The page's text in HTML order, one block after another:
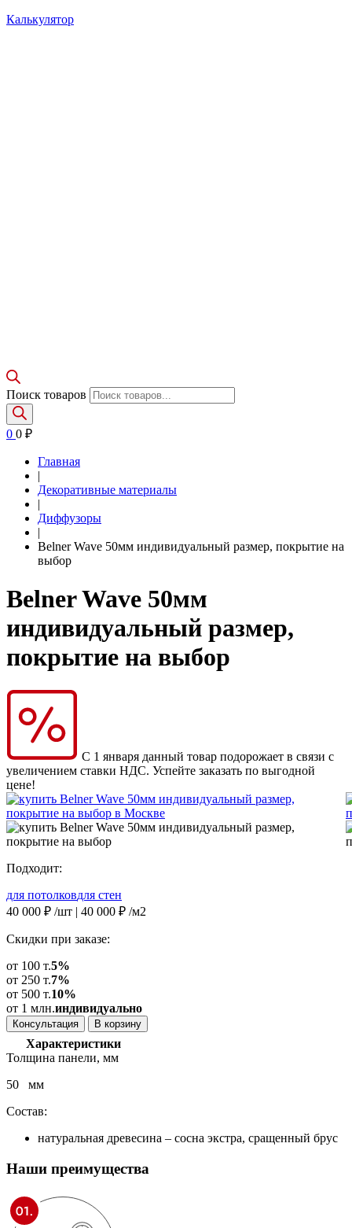
Калькулятор
Поиск товаров
0 0 ₽
Главная
|
Декоративные материалы
|
Диффузоры
|
Belner Wave 50мм индивидуальный размер, покрытие на
выбор
Belner Wave 50мм
индивидуальный размер,
покрытие на выбор
С 1 января данный товар подорожает в связи с
увеличением ставки НДС. Успейте заказать по выгодной
цене!
Подходит:
для потолковдля стен
40 000 ₽ /шт | 40 000 ₽ /м2
Скидки при заказе:
от 100 т.5%
от 250 т.7%
от 500 т.10%
от 1 млн.индивидуально
Консультация В корзину
Характеристики
Толщина панели, мм
50 мм
Состав:
натуральная древесина – сосна экстра, сращенный брус
Наши преимущества